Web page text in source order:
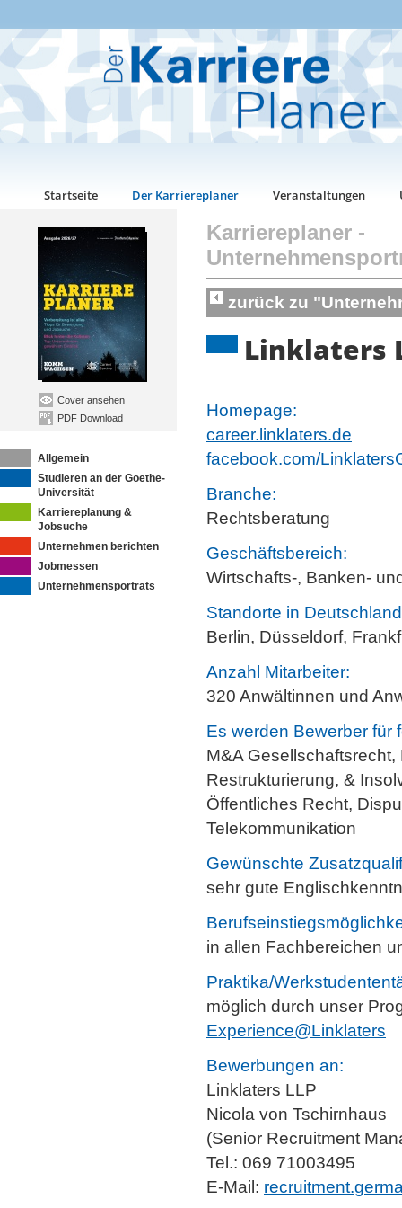
Startseite Der Karriereplaner Veranstaltungen
Cover ansehen
PDF Download
Allgemein
Studieren an der Goethe-
Universität
Karriereplanung &
Jobsuche
Unternehmen berichten
Jobmessen
Unternehmensporträts
Karriereplaner -
zurück zu
Linklaters
Homepage:
career.linklaters.de
facebook.com/
Branche:
Rechtsberatung
Geschäftsbereich:
Wirtschafts-, Banken-
Standorte in
Berlin, Düsseldorf,
Anzahl Mitarbeiter:
320 Anwältinnen und
Es werden Bewerber für
M&A
Restrukturierung, &
Öffentliches Recht,
Telekommunikation
Gewünschte
sehr gute
in allen Fachbereichen
Praktika/
möglich durch unser
Experience@Linklaters
Bewerbungen an:
Linklaters LLP
Nicola von Tschirnhaus
(Senior Recruitment
Tel.: 069 71003495
E-Mail: